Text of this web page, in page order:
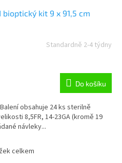
kit 9 x 91,5 cm
Standardně 2-4 týdny
Do košíku
obsahuje 24 ks sterilně
8,5FR, 14-23GA (kromě 19
návleky...
Ocelkem